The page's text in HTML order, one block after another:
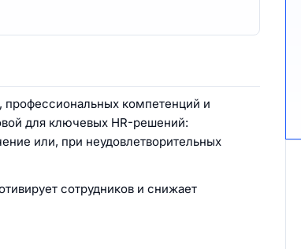
профессиональных компетенций и
для ключевых HR-решений:
или, при неудовлетворительных
сотрудников и снижает